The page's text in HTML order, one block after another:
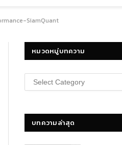
SiamQuant
หมวดหมู่บทความ
หมวด
หมู่
บทความล่าสุด